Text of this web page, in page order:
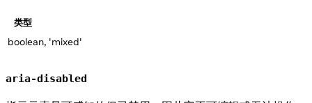
类型
boolean, 'mixed'
aria-disabled